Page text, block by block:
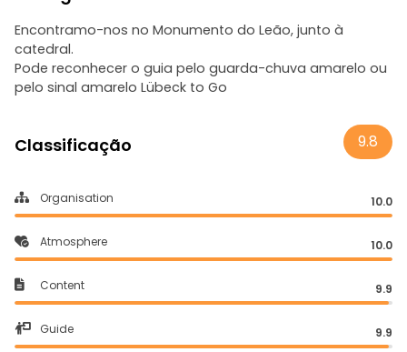
Encontramo-nos no Monumento do Leão, junto à
catedral.
Pode reconhecer o guia pelo guarda-chuva amarelo ou
pelo sinal amarelo Lübeck to Go
Classificação 9.8
Organisation 10.0
Atmosphere 10.0
Content 9.9
Guide 9.9